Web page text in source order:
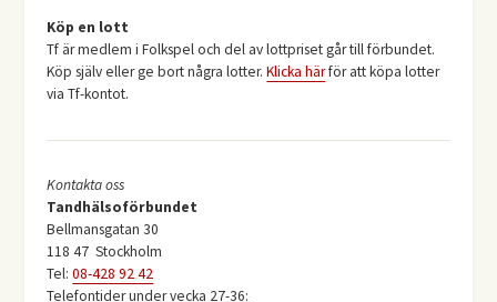
Köp en lott
Tf är medlem i Folkspel och del av lottpriset går till förbundet.
Köp själv eller ge bort några lotter.Klicka härför att köpa lotter
via Tf-kontot.
Kontakta oss
Tandhälsoförbundet
Bellmansgatan 30
118 47 Stockholm
Tel:08-428 92 42
Telefontider under vecka 27-36: